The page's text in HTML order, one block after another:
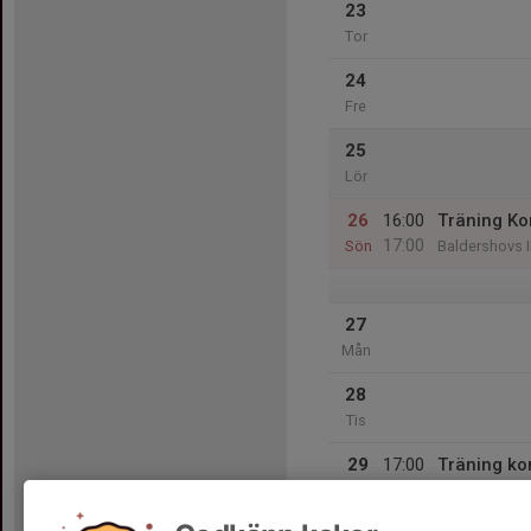
23
Tor
24
Fre
25
Lör
26
Sön
16:00
17:00
Träning
Baldershovs
27
Mån
28
Tis
29
17:00
Träning